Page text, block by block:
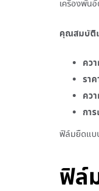
เครื่องพัน
คุณสมบัติ
คว
ราค
คว
กา
ฟิล์มยืดแบ
ฟิล์